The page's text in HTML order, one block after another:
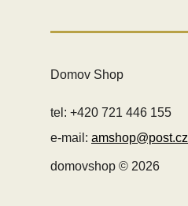
Domov Shop
tel: +420 721 446 155
e-mail: amshop@post.cz
domovshop © 2026